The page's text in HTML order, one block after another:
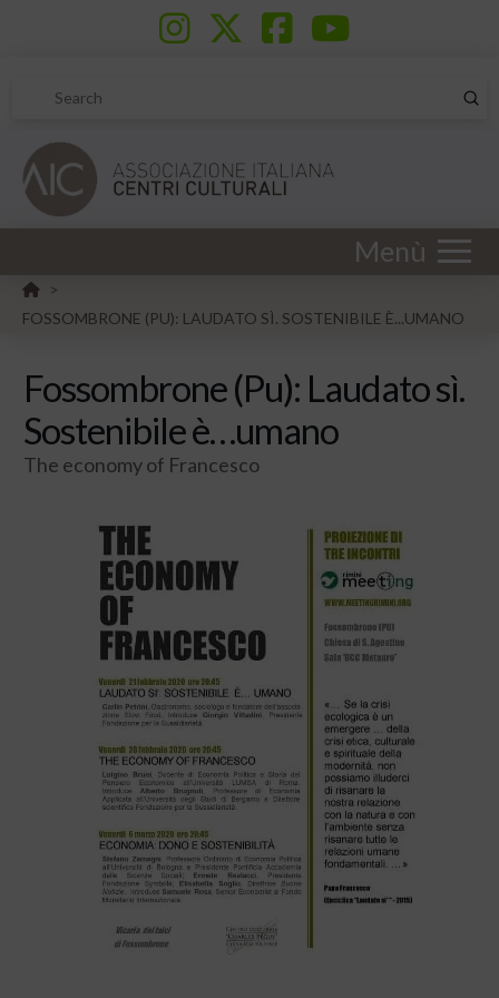
Search
Menù
HOME
>
FOSSOMBRONE (PU): LAUDATO SÌ. SOSTENIBILE È...UMANO
Fossombrone (Pu): Laudato sì.
Sostenibile è…umano
The economy of Francesco